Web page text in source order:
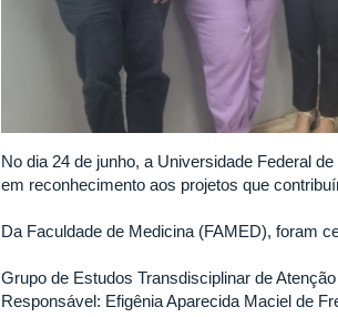
No dia 24 de junho, a Universidade Federal
em reconhecimento aos projetos que
Da Faculdade de Medicina (FAMED), foram
Grupo de Estudos Transdisciplinar de
Responsável: Efigênia Aparecida Maciel de